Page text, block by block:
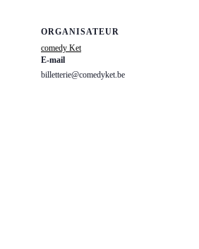
ORGANISATEUR
comedy Ket
E-mail
billetterie@comedyket.be